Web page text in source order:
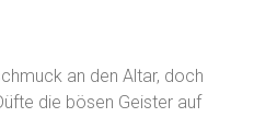
an den Altar, doch
die bösen Geister auf